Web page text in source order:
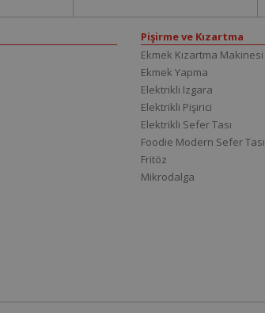
Pişirme ve Kızartma
Ekmek Kızartma Makinesi
Ekmek Yapma
Elektrikli Izgara
Elektrikli Pişirici
Elektrikli Sefer Tası
Foodie Modern Sefer Tası
Fritöz
Mikrodalga